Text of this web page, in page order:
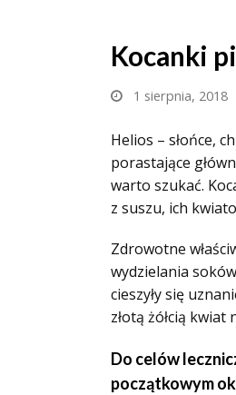
Kocanki
1 sierpnia, 2018
Helios – słońce,
porastające
warto szukać.
z suszu, ich
Zdrowotne
wydzielania
cieszyły się
złotą żółcią
Do celów
początkowym